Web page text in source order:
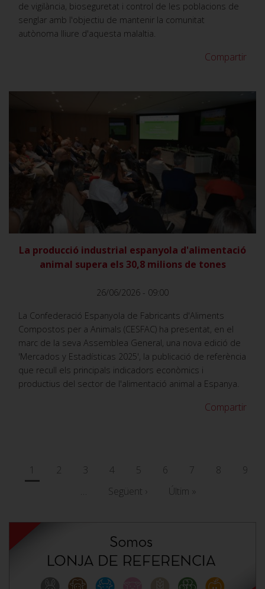
de vigilància, bioseguretat i control de les poblacions de
senglar amb l'objectiu de mantenir la comunitat
autònoma lliure d'aquesta malaltia.
Compartir
VER
La producció industrial espanyola d'alimentació
animal supera els 30,8 milions de tones
26/06/2026 - 09:00
La Confederació Espanyola de Fabricants d'Aliments
Compostos per a Animals (CESFAC) ha presentat, en el
marc de la seva Assemblea General, una nova edició de
'Mercados y Estadísticas 2025', la publicació de referència
que recull els principals indicadors econòmics i
productius del sector de l'alimentació animal a Espanya.
Compartir
Paginació
Pàgina
actual
1 Pàgina
2 Pàgina
3 Pàgina
4 Pàgina
5 Pàgina
6 Pàgina
7 Pàgina
8
9
…
Pàgina
Següent ›
Última
Últim »